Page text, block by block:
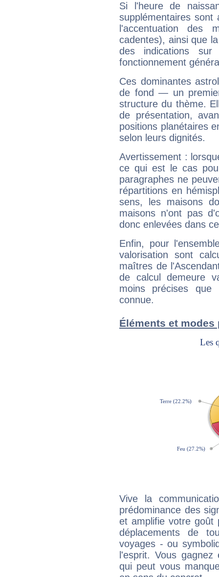
Si l'heure de
supplémentaires sont
l'accentuation des
cadentes), ainsi que
des indications sur
fonctionnement
Ces dominantes
de fond — un
structure du thème.
de présentation,
positions planétaires
selon leurs dignités.
Avertissement :
ce qui est le cas
paragraphes ne
répartitions en
sens, les maisons
maisons n'ont pas
donc enlevées dans
Enfin, pour
valorisation sont
maîtres de
de calcul demeure
moins précises que
connue.
Éléments et
Vive la
prédominance des
et amplifie votre goût
déplacements de
voyages - ou
l'esprit. Vous
qui peut vous